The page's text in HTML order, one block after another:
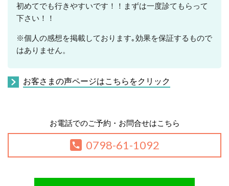
初めてでも行きやすいです！！まずは一度診てもらって
下さい！！
※個人の感想を掲載しております｡効果を保証するもので
はありません。
お客さまの声ページはこちらをクリック
お電話でのご予約・お問合せはこちら
0798-61-1092